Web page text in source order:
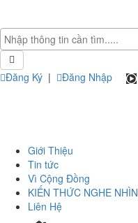
Đăng Ký | Đăng Nhập
Giới Thiệu
Tin tức
Vì Cộng Đồng
KIẾN THỨC NGHE NHÌN
Liên Hệ